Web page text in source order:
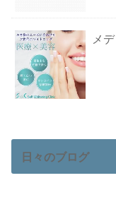
メ
日々のブログ